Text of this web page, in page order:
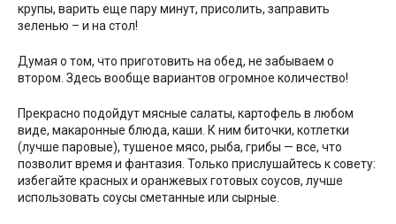
крупы, варить еще пару минут, присолить, заправить
зеленью – и на стол!
Думая о том, что приготовить на обед, не забываем о
втором. Здесь вообще вариантов огромное количество!
Прекрасно подойдут мясные салаты, картофель в любом
виде, макаронные блюда, каши. К ним биточки, котлетки
(лучше паровые), тушеное мясо, рыба, грибы — все, что
позволит время и фантазия. Только прислушайтесь к совету:
избегайте красных и оранжевых готовых соусов, лучше
использовать соусы сметанные или сырные.